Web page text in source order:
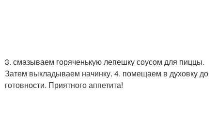
3. смазываем горяченькую лепешку соусом для пиццы.
Затем выкладываем начинку. 4. помещаем в духовку до
готовности. Приятного аппетита!